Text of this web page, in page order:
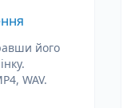
його
WAV.